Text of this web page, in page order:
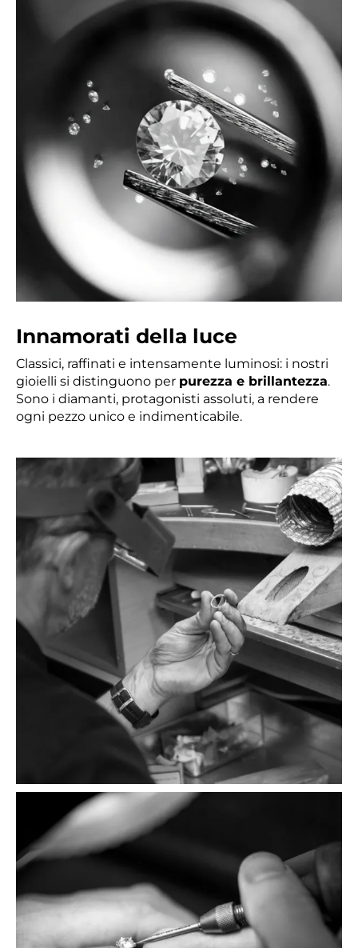
Innamorati della luce
Classici, raffinati e intensamente luminosi: i nostri
gioielli si distinguono per purezza e brillantezza.
Sono i diamanti, protagonisti assoluti, a rendere
ogni pezzo unico e indimenticabile.